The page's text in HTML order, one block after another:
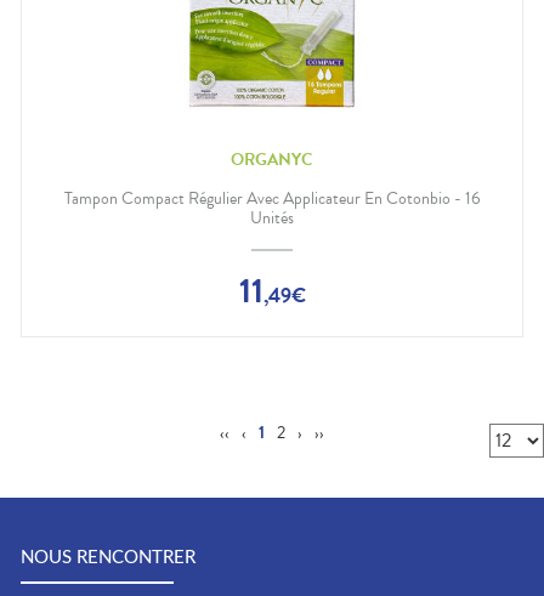
ORGANYC
Tampon Compact Régulier Avec Applicateur En Cotonbio - 16
Unités
11,49€
‹‹ ‹ 1 2 › ››
NOUS RENCONTRER